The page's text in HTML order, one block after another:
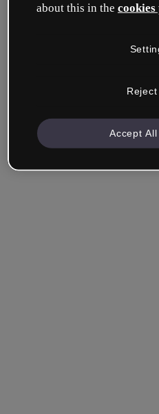
Was beschreibt
Unternehmen &
einem anderen Bereich.
about this in the
Reject
Accept